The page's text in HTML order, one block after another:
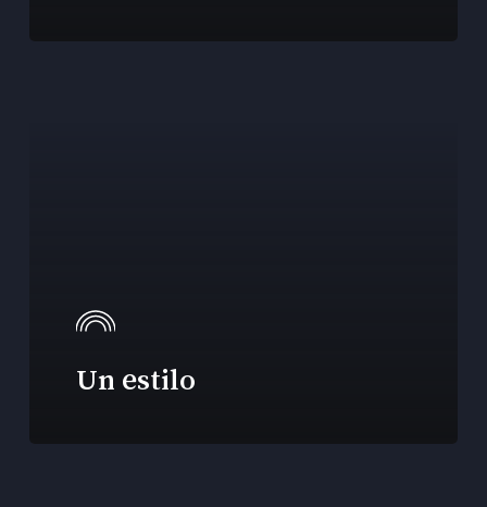
Un estilo